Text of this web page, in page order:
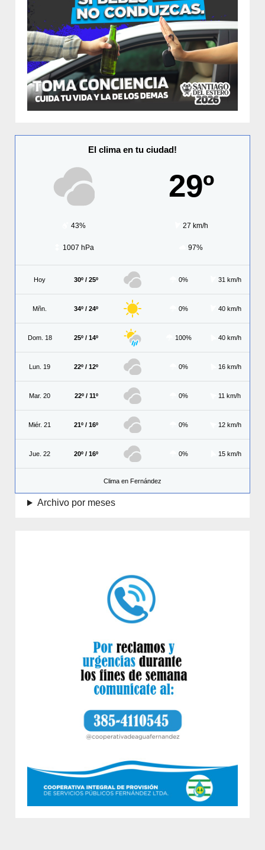
El clima en tu ciudad!
29º
43% 27 km/h
1007 hPa 97%
Hoy 30º / 25º 0% 31 km/h
Mñn. 34º / 24º 0% 40 km/h
Dom. 18 25º / 14º 100% 40 km/h
Lun. 19 22º / 12º 0% 16 km/h
Mar. 20 22º / 11º 0% 11 km/h
Miér. 21 21º / 16º 0% 12 km/h
Jue. 22 20º / 16º 0% 15 km/h
Clima en Fernández
Archivo por meses